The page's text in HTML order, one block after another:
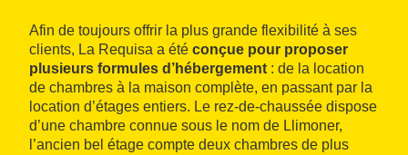
Afin de toujours offrir la plus grande flexibilité à ses
clients, La Requisa a été conçue pour proposer
plusieurs formules d’hébergement : de la location
de chambres à la maison complète, en passant par la
location d’étages entiers. Le rez-de-chaussée dispose
d’une chambre connue sous le nom de Llimoner,
l’ancien bel étage compte deux chambres de plus